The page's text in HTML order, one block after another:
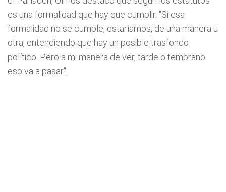
es una formalidad que hay que cumplir. "Si esa
formalidad no se cumple, estaríamos, de una manera u
otra, entendiendo que hay un posible trasfondo
político. Pero a mi manera de ver, tarde o temprano
eso va a pasar".